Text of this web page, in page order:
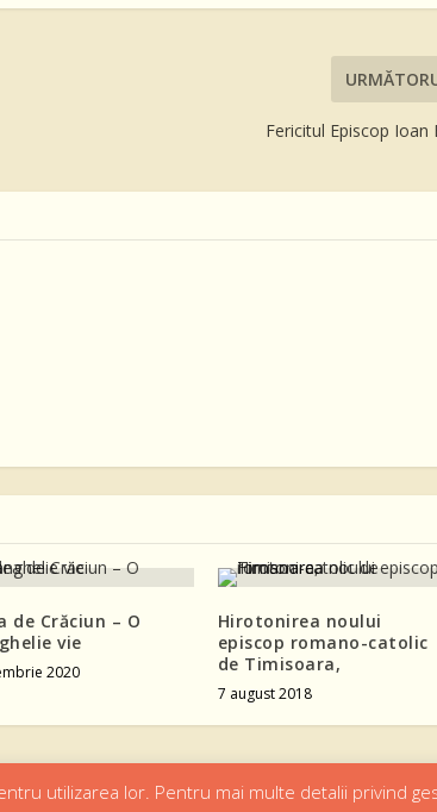
Fericitul Episcop Ioan
de Crăciun – O
vie
2020
Hirotonirea noului
episcop romano-catolic
de Timisoara,
7 august 2018
utilizarea lor. Pentru mai multe detalii privind